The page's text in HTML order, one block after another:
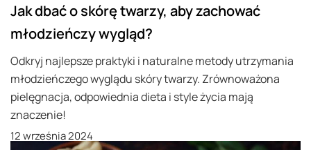
Jak dbać o skórę twarzy, aby zachować
młodzieńczy wygląd?
Odkryj najlepsze praktyki i naturalne metody utrzymania
młodzieńczego wyglądu skóry twarzy. Zrównoważona
pielęgnacja, odpowiednia dieta i style życia mają
znaczenie!
12 września 2024